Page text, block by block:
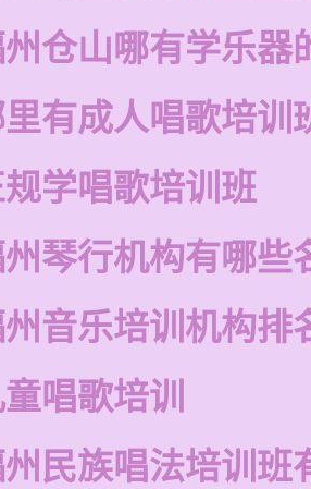
仓山哪有学乐器
有成人唱歌培训
学唱歌培训班
琴行机构有哪些
音乐培训机构排
唱歌培训
民族唱法培训班